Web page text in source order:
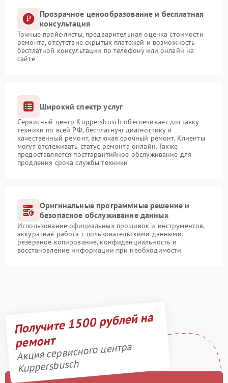
Прозрачное ценообразование и бесплатная
консультация
Точные прайс-листы, предварительная оценка стоимости
ремонта, отсутствие скрытых платежей и возможность
бесплатной консультации по телефону или онлайн на
сайте
Широкий спектр услуг
Сервисный центр Kuppersbusch обеспечивает доставку
техники по всей РФ, бесплатную диагностику и
качественный ремонт, включая срочный ремонт. Клиенты
могут отслеживать статус ремонта онлайн. Также
предоставляется постгарантийное обслуживание для
продления срока службы техники
Оригинальные программные решение и
безопасное обслуживание данных
Использование официальных прошивок и инструментов,
аккуратная работа с пользовательскими данными:
резервное копирование, конфиденциальность и
восстановление информации при необходимости
Получите 1500 рублей на
ремонт
Акция сервисного центра
Kuppersbusch